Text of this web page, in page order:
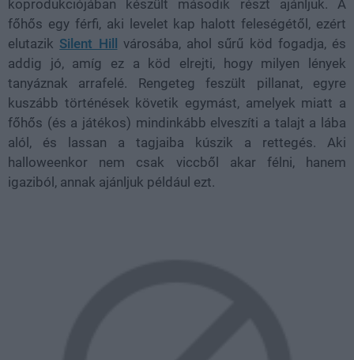
koprodukciójában készült második részt ajánljuk. A
főhős egy férfi, aki levelet kap halott feleségétől, ezért
elutazik Silent Hill
városába, ahol sűrű köd fogadja, és
addig jó, amíg ez a köd elrejti, hogy milyen lények
tanyáznak arrafelé. Rengeteg feszült pillanat, egyre
kuszább történések követik egymást, amelyek miatt a
főhős (és a játékos) mindinkább elveszíti a talajt a lába
alól, és lassan a tagjaiba kúszik a rettegés. Aki
halloweenkor nem csak viccből akar félni, hanem
igaziból, annak ajánljuk például ezt.